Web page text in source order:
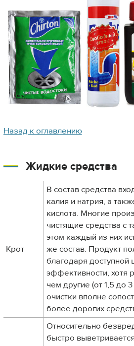
Назад к оглавлению
Жидкие средства
Крот
В состав средства
калия и натрия, а
кислота. Многие
чистящие средства с
этом каждый из них
же состав. Продукт
благодаря доступной
эффективности, хотя
чем другие (от 1,5 до
очистки вполне
более дорогих
Относительно
быстро